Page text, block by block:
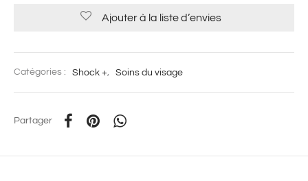
Ajouter à la liste d’envies
Catégories : Shock +, Soins du visage
Partager